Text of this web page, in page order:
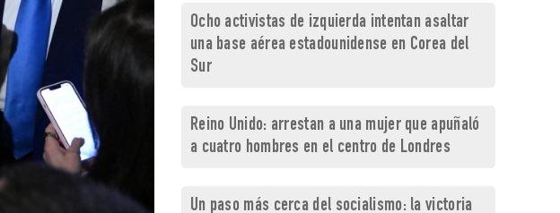
Ocho activistas de izquierda intentan asaltar
una base aérea estadounidense en Corea del
Sur
Reino Unido: arrestan a una mujer que apuñaló
a cuatro hombres en el centro de Londres
Un paso más cerca del socialismo: la victoria